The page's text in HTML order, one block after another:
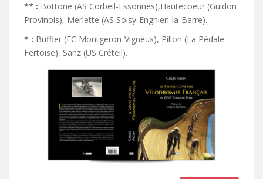
** : Bottone (AS Corbeil-Essonnes),Hautecoeur (Guidon
Provinois), Merlette (AS Soisy-Enghien-la-Barre).
* : Buffier (EC Montgeron-Vigneux), Pillon (La Pédale
Fertoise), Sanz (US Créteil).